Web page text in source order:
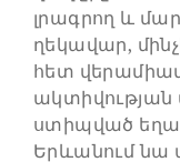
լրագրող և
ղեկավար,
հետ
ստիպված
Երևանում